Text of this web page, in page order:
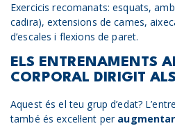
Exercicis recomanats: esquats,
cadira), extensions de cames,
d’escales i flexions de paret.
ELS ENTRENAMENTS
CORPORAL DIRIGIT
Aquest és el teu grup d’edat?
també és excel·lent per